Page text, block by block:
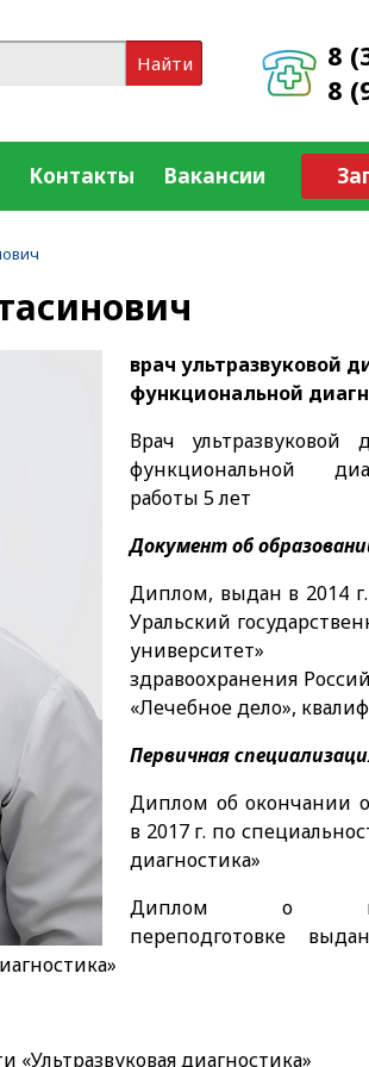
8
8
Найти
Контакты Вакансии
врач ультразвуковой
функциональной
Врач ультразвуковой
функциональной
работы 5 лет
Документ об
Диплом, выдан в 2014
Уральский
университет»
здравоохранения
«Лечебное дело»,
Первичная
Диплом об окончании
в 2017 г. по
диагностика»
Диплом о
переподготовке
«Ультразвуковая диагностика»